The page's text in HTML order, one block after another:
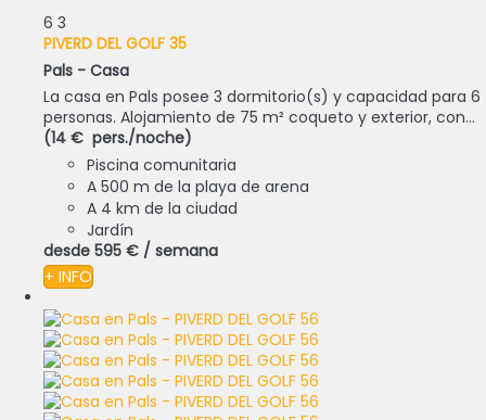
6 3
PIVERD DEL GOLF 35
Pals - Casa
La casa en Pals posee 3 dormitorio(s) y capacidad para 6
personas. Alojamiento de 75 m² coqueto y exterior, con...
(14 € pers./noche)
Piscina comunitaria
A 500 m de la playa de arena
A 4 km de la ciudad
Jardín
desde 595 € / semana
+ INFO